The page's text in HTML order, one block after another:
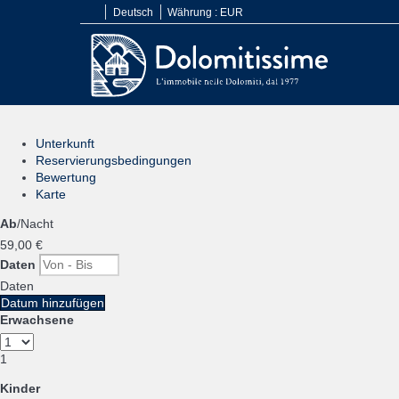
Deutsch Währung : EUR
Unterkunft
Reservierungsbedingungen
Bewertung
Karte
Ab/Nacht
59, 00 €
Daten
Daten
Datum hinzufügen
Erwachsene
1
Kinder